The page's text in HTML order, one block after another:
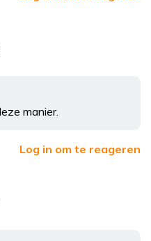
manier.
Log in om te reageren